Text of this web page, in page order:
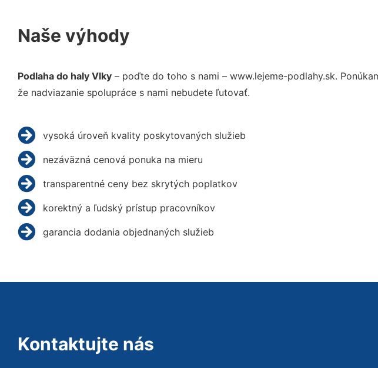
Naše výhody
Podlaha do haly Vlky – poďte do toho s nami – www.lejeme-podlahy.sk.
že nadviazanie spolupráce s nami nebudete ľutovať.
vysoká úroveň kvality poskytovaných služieb
nezáväzná cenová ponuka na mieru
transparentné ceny bez skrytých poplatkov
korektný a ľudský prístup pracovníkov
garancia dodania objednaných služieb
Kontaktujte nás